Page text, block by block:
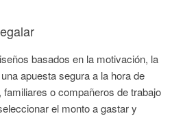
basados en la motivación, la
apuesta segura a la hora de
o compañeros de trabajo
el monto a gastar y